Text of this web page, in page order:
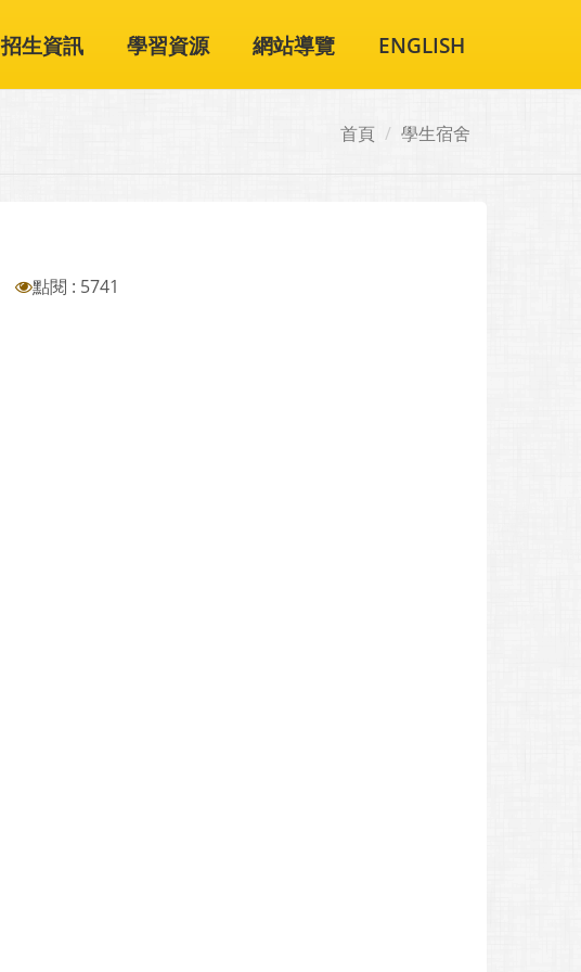
招生資訊 學習資源 網站導覽 ENGLISH
首頁 學生宿舍
點閱 : 5741